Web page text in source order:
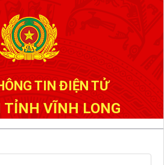
TIN ĐIỆN TỬ
TỈNH VĨNH LONG